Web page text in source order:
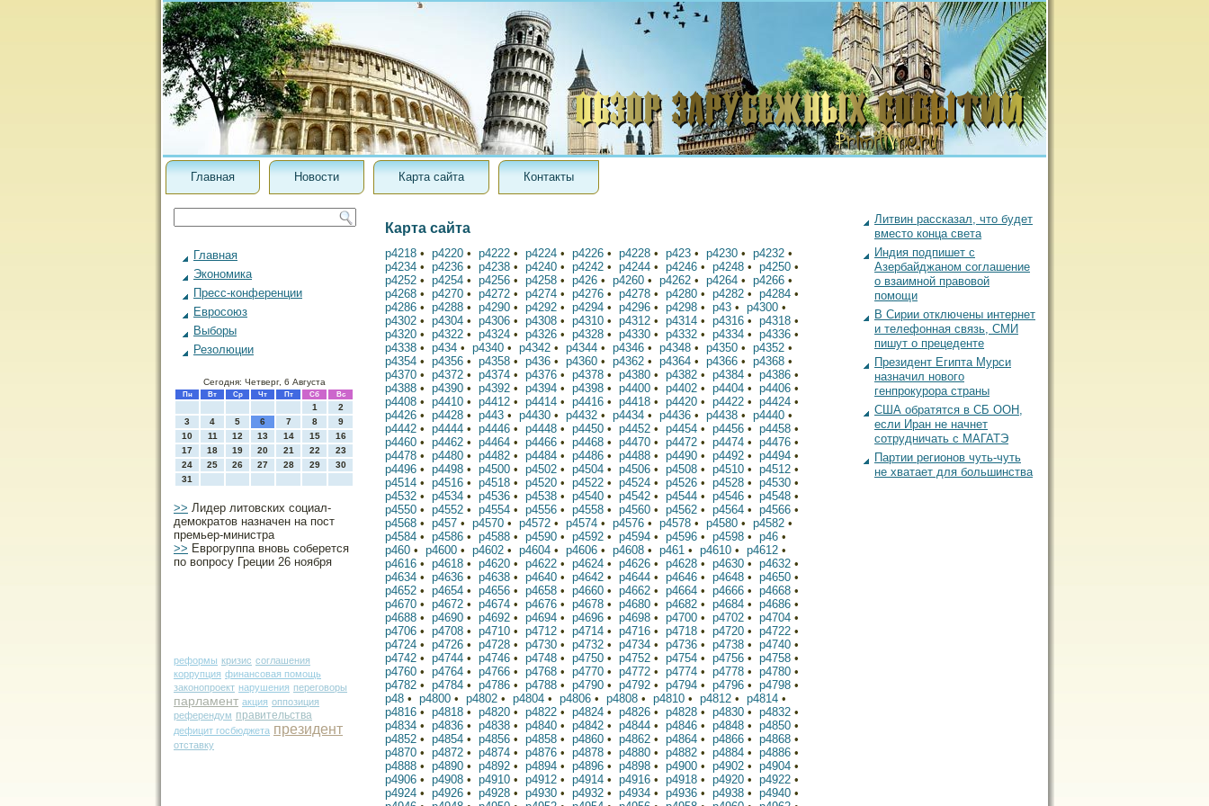
Главная Новости Карта сайта Контакты
Главная
Экономика
Пресс-конференции
Евросоюз
Выборы
Резолюции
Сегодня: Четверг, 6 Августа
Пн Вт Ср Чт Пт Сб Вс
1
2
3
4 5 6 7 8
9
10
11 12 13 14 15
16
17
18 19 20 21 22
23
24
25 26 27 28 29
30
31
>> Лидер литовских социал-
демократов назначен на пост
премьер-министра
>> Еврогруппа вновь соберется
по вопросу Греции 26 ноября
реформы кризис соглашения
коррупция финансовая помощь
законопроект нарушения переговоры
парламент акция оппозиция
референдум правительства
дефицит госбюджета президент
отставку
Карта сайта
p4218 • p4220 • p4222 • p4224 • p4226 • p4228 • p423 • p4230 • p4232 •
p4234 • p4236 • p4238 • p4240 • p4242 • p4244 • p4246 • p4248 • p4250 •
p4252 • p4254 • p4256 • p4258 • p426 • p4260 • p4262 • p4264 • p4266 •
p4268 • p4270 • p4272 • p4274 • p4276 • p4278 • p4280 • p4282 • p4284 •
p4286 • p4288 • p4290 • p4292 • p4294 • p4296 • p4298 • p43 • p4300 •
p4302 • p4304 • p4306 • p4308 • p4310 • p4312 • p4314 • p4316 • p4318 •
p4320 • p4322 • p4324 • p4326 • p4328 • p4330 • p4332 • p4334 • p4336 •
p4338 • p434 • p4340 • p4342 • p4344 • p4346 • p4348 • p4350 • p4352 •
p4354 • p4356 • p4358 • p436 • p4360 • p4362 • p4364 • p4366 • p4368 •
p4370 • p4372 • p4374 • p4376 • p4378 • p4380 • p4382 • p4384 • p4386 •
p4388 • p4390 • p4392 • p4394 • p4398 • p4400 • p4402 • p4404 • p4406 •
p4408 • p4410 • p4412 • p4414 • p4416 • p4418 • p4420 • p4422 • p4424 •
p4426 • p4428 • p443 • p4430 • p4432 • p4434 • p4436 • p4438 • p4440 •
p4442 • p4444 • p4446 • p4448 • p4450 • p4452 • p4454 • p4456 • p4458 •
p4460 • p4462 • p4464 • p4466 • p4468 • p4470 • p4472 • p4474 • p4476 •
p4478 • p4480 • p4482 • p4484 • p4486 • p4488 • p4490 • p4492 • p4494 •
p4496 • p4498 • p4500 • p4502 • p4504 • p4506 • p4508 • p4510 • p4512 •
p4514 • p4516 • p4518 • p4520 • p4522 • p4524 • p4526 • p4528 • p4530 •
p4532 • p4534 • p4536 • p4538 • p4540 • p4542 • p4544 • p4546 • p4548 •
p4550 • p4552 • p4554 • p4556 • p4558 • p4560 • p4562 • p4564 • p4566 •
p4568 • p457 • p4570 • p4572 • p4574 • p4576 • p4578 • p4580 • p4582 •
p4584 • p4586 • p4588 • p4590 • p4592 • p4594 • p4596 • p4598 • p46 •
p460 • p4600 • p4602 • p4604 • p4606 • p4608 • p461 • p4610 • p4612 •
p4616 • p4618 • p4620 • p4622 • p4624 • p4626 • p4628 • p4630 • p4632 •
p4634 • p4636 • p4638 • p4640 • p4642 • p4644 • p4646 • p4648 • p4650 •
p4652 • p4654 • p4656 • p4658 • p4660 • p4662 • p4664 • p4666 • p4668 •
p4670 • p4672 • p4674 • p4676 • p4678 • p4680 • p4682 • p4684 • p4686 •
p4688 • p4690 • p4692 • p4694 • p4696 • p4698 • p4700 • p4702 • p4704 •
p4706 • p4708 • p4710 • p4712 • p4714 • p4716 • p4718 • p4720 • p4722 •
p4724 • p4726 • p4728 • p4730 • p4732 • p4734 • p4736 • p4738 • p4740 •
p4742 • p4744 • p4746 • p4748 • p4750 • p4752 • p4754 • p4756 • p4758 •
p4760 • p4764 • p4766 • p4768 • p4770 • p4772 • p4774 • p4778 • p4780 •
p4782 • p4784 • p4786 • p4788 • p4790 • p4792 • p4794 • p4796 • p4798 •
p48 • p4800 • p4802 • p4804 • p4806 • p4808 • p4810 • p4812 • p4814 •
p4816 • p4818 • p4820 • p4822 • p4824 • p4826 • p4828 • p4830 • p4832 •
p4834 • p4836 • p4838 • p4840 • p4842 • p4844 • p4846 • p4848 • p4850 •
p4852 • p4854 • p4856 • p4858 • p4860 • p4862 • p4864 • p4866 • p4868 •
p4870 • p4872 • p4874 • p4876 • p4878 • p4880 • p4882 • p4884 • p4886 •
p4888 • p4890 • p4892 • p4894 • p4896 • p4898 • p4900 • p4902 • p4904 •
p4906 • p4908 • p4910 • p4912 • p4914 • p4916 • p4918 • p4920 • p4922 •
p4924 • p4926 • p4928 • p4930 • p4932 • p4934 • p4936 • p4938 • p4940 •
Литвин рассказал, что будет
вместо конца света
Индия подпишет с
Азербайджаном соглашение
о взаимной правовой
помощи
В Сирии отключены интернет
и телефонная связь, СМИ
пишут о прецеденте
Президент Египта Мурси
назначил нового
генпрокурора страны
США обратятся в СБ ООН,
если Иран не начнет
сотрудничать с МАГАТЭ
Партии регионов чуть-чуть
не хватает для большинства